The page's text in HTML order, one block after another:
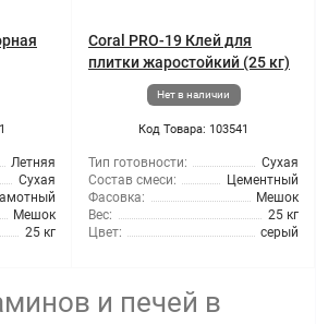
Летняя
Сухая
Мешок
25 кг
Coral PRO-19 Клей для
плитки жаростойкий (25 кг)
Нет в наличии
Код Товара: 103541
Тип готовности:
Сухая
Состав смеси:
Цементный
Фасовка:
Мешок
Вес:
25 кг
Цвет:
серый
и печей в